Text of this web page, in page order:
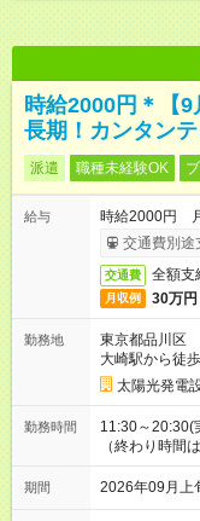
時給2000円＊【9
長期！カンタン
派遣 職種未経験OK
給与
時給2000円
交通費別途
交通費 全額支
月収例 30万円
勤務地
東京都品川区
大崎駅から徒
太陽光発電
勤務時間
11:30～
（終わり時間
期間 2026年09月